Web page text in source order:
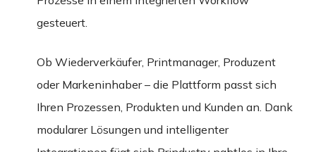
gesteuert.
Ob Wiederverkäufer, Printmanager, Produzent
oder Markeninhaber – die Plattform passt sich
Ihren Prozessen, Produkten und Kunden an. Dank
modularer Lösungen und intelligenter